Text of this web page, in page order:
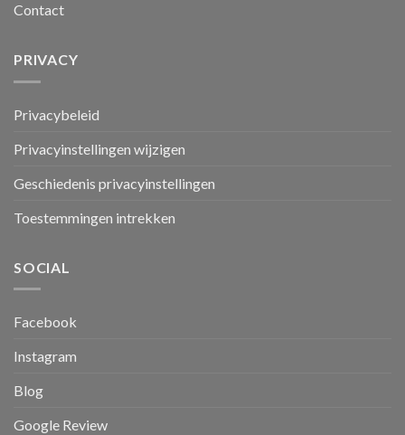
Contact
PRIVACY
Privacybeleid
Privacyinstellingen wijzigen
Geschiedenis privacyinstellingen
Toestemmingen intrekken
SOCIAL
Facebook
Instagram
Blog
Google Review